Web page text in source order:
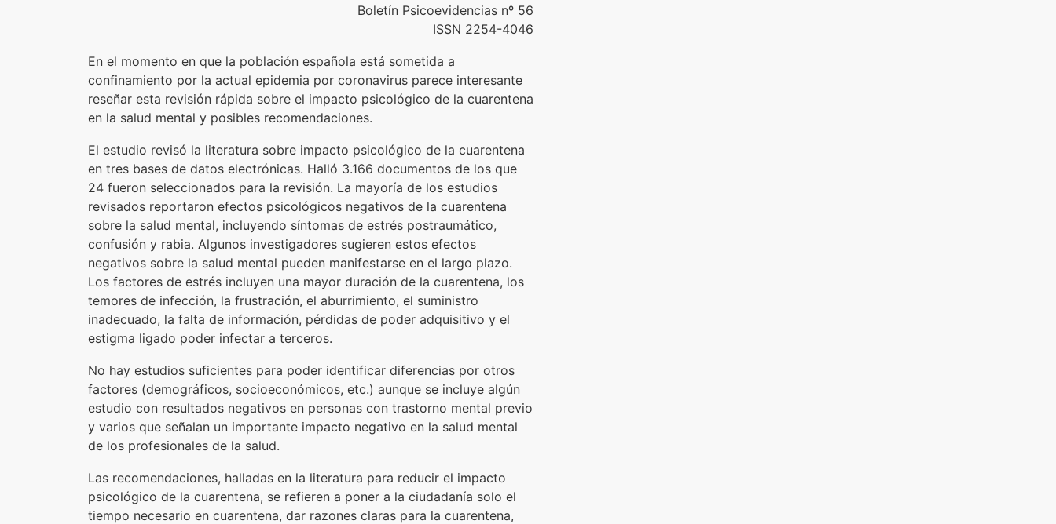
Boletín Psicoevidencias nº 56
ISSN 2254-4046
En el momento en que la población española está sometida a
confinamiento por la actual epidemia por coronavirus parece interesante
reseñar esta revisión rápida sobre el impacto psicológico de la cuarentena
en la salud mental y posibles recomendaciones.
El estudio revisó la literatura sobre impacto psicológico de la cuarentena
en tres bases de datos electrónicas. Halló 3.166 documentos de los que
24 fueron seleccionados para la revisión. La mayoría de los estudios
revisados reportaron efectos psicológicos negativos de la cuarentena
sobre la salud mental, incluyendo síntomas de estrés postraumático,
confusión y rabia. Algunos investigadores sugieren estos efectos
negativos sobre la salud mental pueden manifestarse en el largo plazo.
Los factores de estrés incluyen una mayor duración de la cuarentena, los
temores de infección, la frustración, el aburrimiento, el suministro
inadecuado, la falta de información, pérdidas de poder adquisitivo y el
estigma ligado poder infectar a terceros.
No hay estudios suficientes para poder identificar diferencias por otros
factores (demográficos, socioeconómicos, etc.) aunque se incluye algún
estudio con resultados negativos en personas con trastorno mental previo
y varios que señalan un importante impacto negativo en la salud mental
de los profesionales de la salud.
Las recomendaciones, halladas en la literatura para reducir el impacto
psicológico de la cuarentena, se refieren a poner a la ciudadanía solo el
tiempo necesario en cuarentena, dar razones claras para la cuarentena,